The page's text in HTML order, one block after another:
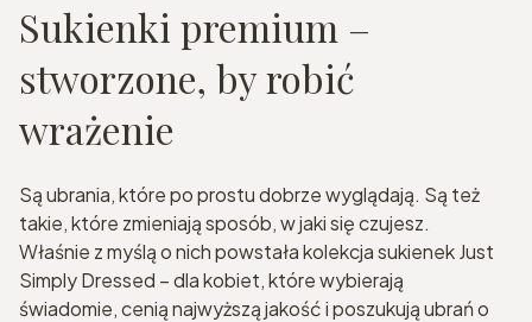
Sukienki premium –
stworzone, by robić
wrażenie
Są ubrania, które po prostu dobrze wyglądają. Są też
takie, które zmieniają sposób, w jaki się czujesz.
Właśnie z myślą o nich powstała kolekcja sukienek Just
Simply Dressed – dla kobiet, które wybierają
świadomie, cenią najwyższą jakość i poszukują ubrań o